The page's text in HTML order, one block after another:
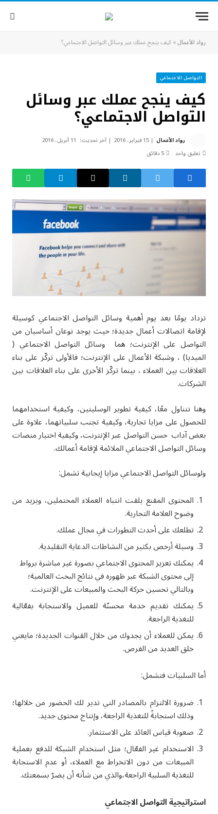
رواد الأعمال»كيف ينجح عملك عبر وسائل التواصل الاجتماعي؟
التواصل الاجتماعي
كيف ينجح عملك عبر وسائل
التواصل الاجتماعي؟
رواد الأعمال 15 فبراير، 2016 آخر تحديث: 11 أبريل، 2016
تعليق واحد
5 دقائق
تزداد يومًا بعد يوم أهمية وسائل التواصل الاجتماعي كوسيلة
لإقامة اتصالات أعمال جديدة؛ حيث يوجد نوعان أساسيان من
التواصل على الإنترنت؛ هما وسائل التواصل الاجتماعي (
الميديا) ، وشبكة الأعمال على الإنترنت؛ فالأولى تركّز على بناء
العلاقات بين العملاء ، بينما تركّز الأخرى على بناء العلاقات بين
الشركات.
وهنا نتناول معًا، كيفية تطوير الوسليتين، وكيفية استخدامهما
للحصول على مزايا تجارية، وكيفية تجنب سلبياتهما، علاوة على
بعض آداب حسن التواصل عبر الإنترنت، وكيفية اختيار منصات
وسائل التواصل الاجتماعي الملائمة لإقامة أعمالك.
ولوسائل التواصل الاجتماعي مزايا إيجابية تشمل:
المحتوى المقنع يلفت انتباه العملاء المحتملين، ويزيد من
وضوح العلامة التجارية.
تطلعك على أحدث التطورات في مجال عملك.
وسيلة أرخص بكثير من النشاطات الدعاية التقليدية.
يمكنك تعزيز المحتوى الاجتماعي بصورة غير مباشرة برواط
إلى محتوى الشبكة عبر ظهوره في نتائج البحث العالمية؛
وبالتالي تحسين حركة البحث والمبيعات على الإنترنت.
يمكنك تقديم خدمة محسنّة للعميل والاستجابة بفعّالية
للتغذية الراجعة.
يمكن للعملاء أن يجدوك من خلال القنوات الجديدة؛ مايعني
خلق العديد من الفرص.
أما السلبيات فتشمل:
ضرورة الالتزام بالمصادر التي تدير لك الحضور من خلالها؛
وذلك استجابةً للتغذية الراجعة، وإنتاج محتوى جديد.
صعوبة قياس العائد على الاستثمار.
الاستخدام غير الفعّال؛ مثل استخدام الشبكة للدفع بعملية
المبيعات من دون الانخراط مع العملاء، أو عدم الاستجابة
للتغذية السلبية الراجعة،والذي من شأنه أن يضرّ بسمعتك.
استراتيجية التواصل الاجتماعي